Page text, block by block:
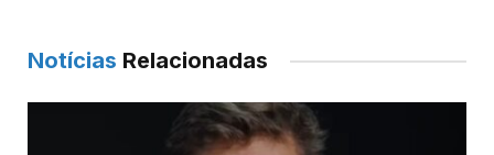
Notícias Relacionadas